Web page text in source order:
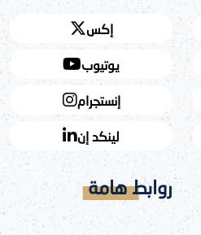
إكس
يوتيوب
إنستجرام
لينكد إن
روابط هامة